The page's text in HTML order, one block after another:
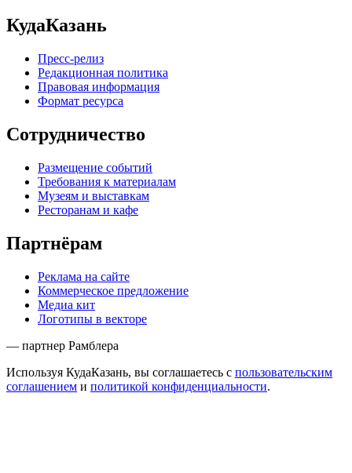
КудаКазань
Пресс-релиз
Редакционная политика
Правовая информация
Формат ресурса
Сотрудничество
Размещение событий
Требования к материалам
Музеям и выставкам
Ресторанам и кафе
Партнёрам
Реклама на сайте
Коммерческое предложение
Медиа кит
Логотипы в векторе
— партнер Рамблера
Используя КудаКазань, вы соглашаетесь с пользовательским
соглашением и политикой конфиденциальности.